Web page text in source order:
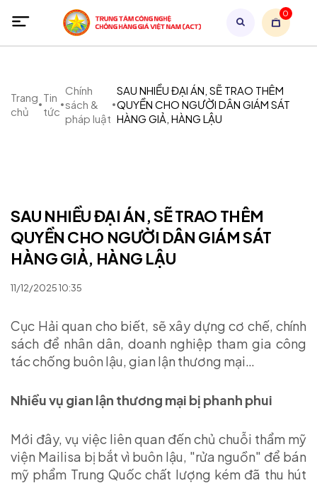
0
Trang
chủ
Tin
tức
Chính
sách &
pháp luật
SAU NHIỀU ĐẠI ÁN, SẼ TRAO THÊM
QUYỀN CHO NGƯỜI DÂN GIÁM SÁT
HÀNG GIẢ, HÀNG LẬU
SAU NHIỀU ĐẠI ÁN, SẼ TRAO THÊM
QUYỀN CHO NGƯỜI DÂN GIÁM SÁT
HÀNG GIẢ, HÀNG LẬU
11/12/2025 10:35
Cục Hải quan cho biết, sẽ xây dựng cơ chế, chính
sách để nhân dân, doanh nghiệp tham gia công
tác chống buôn lậu, gian lận thương mại…
Nhiều vụ gian lận thương mại bị phanh phui
Mới đây, vụ việc liên quan đến chủ chuỗi thẩm mỹ
viện Mailisa bị bắt vì buôn lậu, "rửa nguồn" để bán
mỹ phẩm Trung Quốc chất lượng kém đã thu hút